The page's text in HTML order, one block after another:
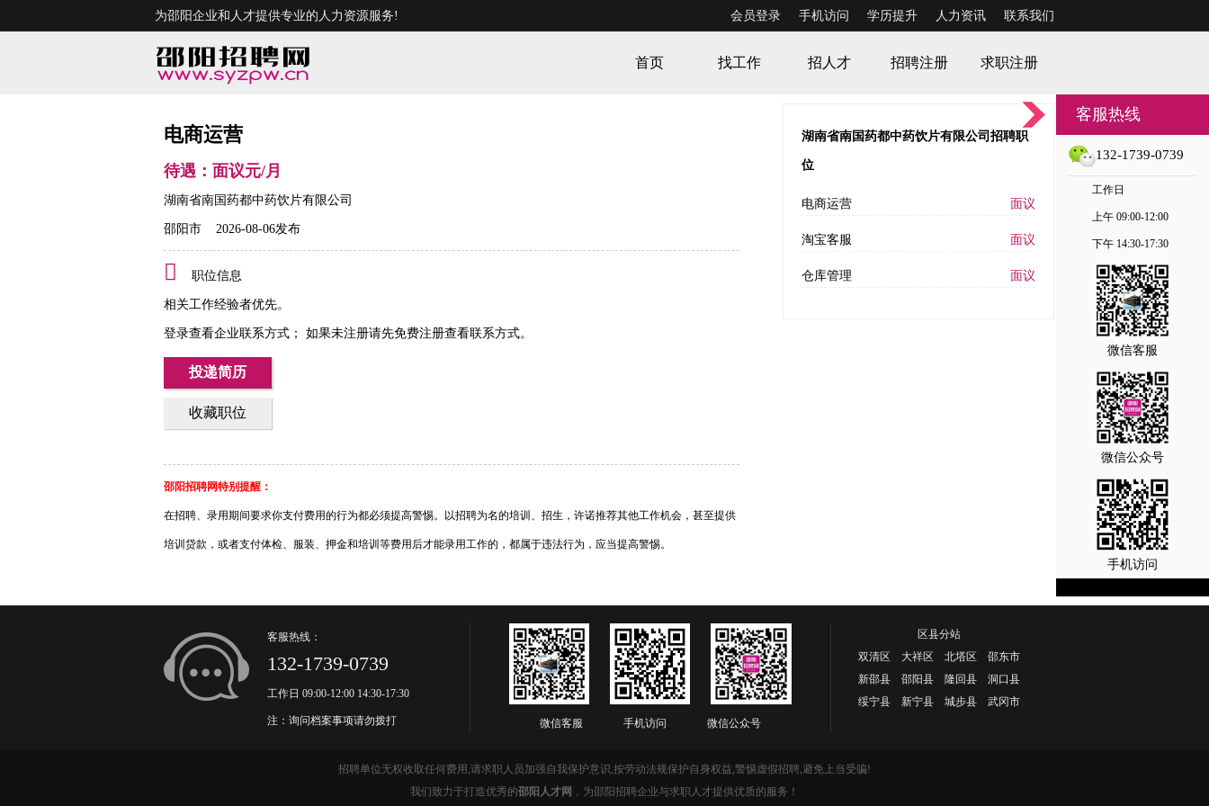
为邵阳企业和人才提供专业的人力资源服务! 会员登录 手机访问 学历提升 人力资讯 联系我们
首页 找工作 招人才 招聘注册 求职注册
电商运营
待遇：面议元/月
湖南省南国药都中药饮片有限公司
邵阳市 2026-08-06发布
职位信息
相关工作经验者优先。
登录查看企业联系方式 ； 如果未注册请先免费注册查看联系方式。
投递简历
收藏职位
邵阳招聘网特别提醒：
在招聘、录用期间要求你支付费用的行为都必须提高警惕。以招聘为名的培训、招生，许诺推荐其他工作机会，甚至提供
培训贷款，或者支付体检、服装、押金和培训等费用后才能录用工作的，都属于违法行为，应当提高警惕。
湖南省南国药都中药饮片有限公司招聘职
位
电商运营 面议
淘宝客服 面议
仓库管理 面议
客服热线：
132-1739-0739
工作日 09:00-12:00 14:30-17:30
注：询问档案事项请勿拨打 微信客服 手机访问 微信公众号
区县分站
双清区 大祥区 北塔区 邵东市
新邵县 邵阳县 隆回县 洞口县
绥宁县 新宁县 城步县 武冈市
招聘单位无权收取任何费用,请求职人员加强自我保护意识,按劳动法规保护自身权益,警惕虚假招聘,避免上当受骗!
我们致力于打造优秀的邵阳人才网 ，为邵阳招聘企业与求职人才提供优质的服务！
客服热线
132-1739-0739
工作日
上午 09:00-12:00
下午 14:30-17:30
微信客服
微信公众号
手机访问